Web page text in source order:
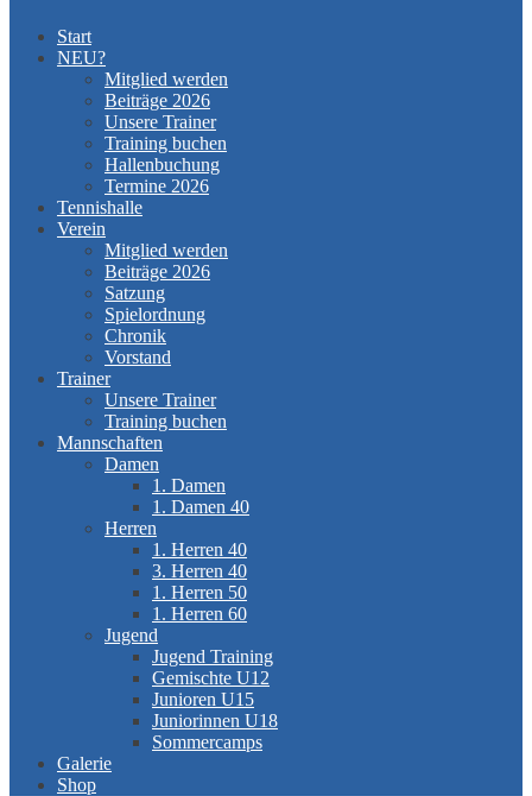
Start
NEU?
Mitglied werden
Beiträge 2026
Unsere Trainer
Training buchen
Hallenbuchung
Termine 2026
Tennishalle
Verein
Mitglied werden
Beiträge 2026
Satzung
Spielordnung
Chronik
Vorstand
Trainer
Unsere Trainer
Training buchen
Mannschaften
Damen
1. Damen
1. Damen 40
Herren
1. Herren 40
3. Herren 40
1. Herren 50
1. Herren 60
Jugend
Jugend Training
Gemischte U12
Junioren U15
Juniorinnen U18
Sommercamps
Galerie
Shop